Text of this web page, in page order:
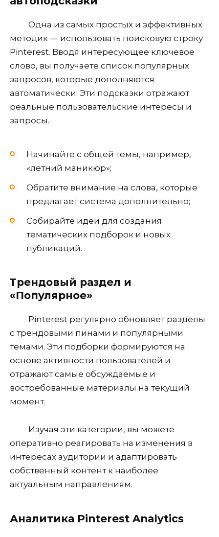
Одна из самых простых и эффективных
методик — использовать поисковую строку
Pinterest. Вводя интересующее ключевое
слово, вы получаете список популярных
запросов, которые дополняются
автоматически. Эти подсказки отражают
реальные пользовательские интересы и
запросы.
Начинайте с общей темы, например,
«летний маникюр»;
Обратите внимание на слова, которые
предлагает система дополнительно;
Собирайте идеи для создания
тематических подборок и новых
публикаций.
Трендовый раздел и
«Популярное»
Pinterest регулярно обновляет разделы
с трендовыми пинами и популярными
темами. Эти подборки формируются на
основе активности пользователей и
отражают самые обсуждаемые и
востребованные материалы на текущий
момент.
Изучая эти категории, вы можете
оперативно реагировать на изменения в
интересах аудитории и адаптировать
собственный контент к наиболее
актуальным направлениям.
Аналитика Pinterest Analytics